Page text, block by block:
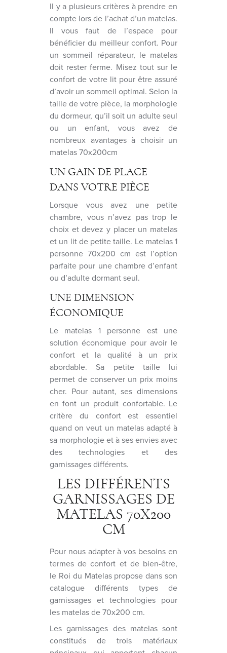
Il y a plusieurs critères à prendre en
compte lors de l’achat d’un matelas.
Il vous faut de l’espace pour
bénéficier du meilleur confort. Pour
un sommeil réparateur, le matelas
doit rester ferme. Misez tout sur le
confort de votre lit pour être assuré
d’avoir un sommeil optimal. Selon la
taille de votre pièce, la morphologie
du dormeur, qu’il soit un adulte seul
ou un enfant, vous avez de
nombreux avantages à choisir un
matelas 70x200cm
UN GAIN DE PLACE
DANS VOTRE PIÈCE
Lorsque vous avez une petite
chambre, vous n’avez pas trop le
choix et devez y placer un matelas
et un lit de petite taille. Le matelas 1
personne 70x200 cm est l’option
parfaite pour une chambre d’enfant
ou d’adulte dormant seul.
UNE DIMENSION
ÉCONOMIQUE
Le matelas 1 personne est une
solution économique pour avoir le
confort et la qualité à un prix
abordable. Sa petite taille lui
permet de conserver un prix moins
cher. Pour autant, ses dimensions
en font un produit confortable. Le
critère du confort est essentiel
quand on veut un matelas adapté à
sa morphologie et à ses envies avec
des technologies et des
garnissages différents.
LES DIFFÉRENTS
GARNISSAGES DE
MATELAS 70X200
CM
Pour nous adapter à vos besoins en
termes de confort et de bien-être,
le Roi du Matelas propose dans son
catalogue différents types de
garnissages et technologies pour
les matelas de 70x200 cm.
Les garnissages des matelas sont
constitués de trois matériaux